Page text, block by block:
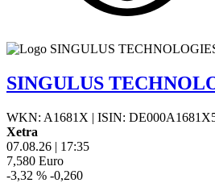
SINGULUS
WKN: A1681X | ISIN:
Xetra
07.08.26 | 17:35
7,580 Euro
-3,32 % -0,260